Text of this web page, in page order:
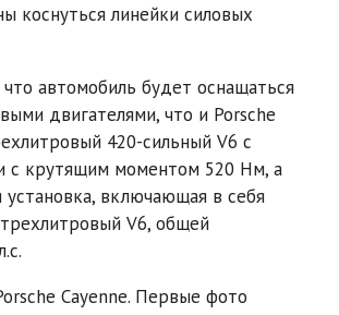
коснуться линейки силовых
автомобиль будет оснащаться
двигателями, что и Porsche
420-сильный V6 с
с крутящим моментом 520 Нм, а
установка, включающая в себя
V6, общей